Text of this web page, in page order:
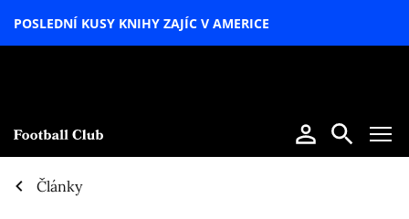
POSLEDNÍ KUSY KNIHY ZAJÍC V AMERICE
Články